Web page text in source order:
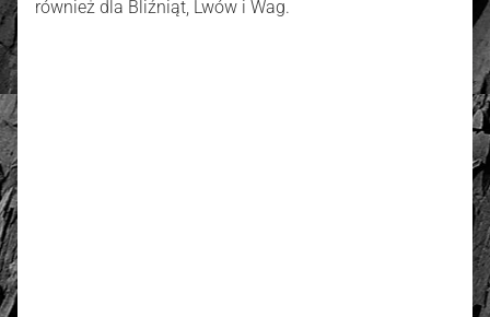
również dla Bliźniąt, Lwów i Wag.